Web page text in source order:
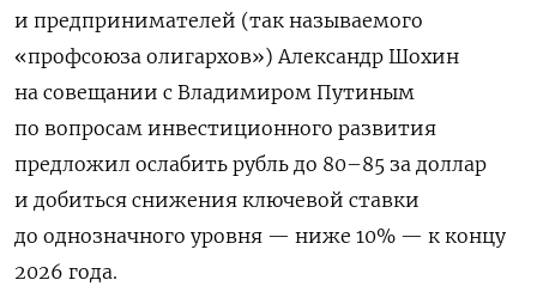
и предпринимателей (так называемого
«профсоюза олигархов») Александр Шохин
на совещании с Владимиром Путиным
по вопросам инвестиционного развития
предложил ослабить рубль до 80–85 за доллар
и добиться снижения ключевой ставки
до однозначного уровня — ниже 10% — к концу
2026 года.